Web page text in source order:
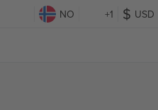
NO +1 USD